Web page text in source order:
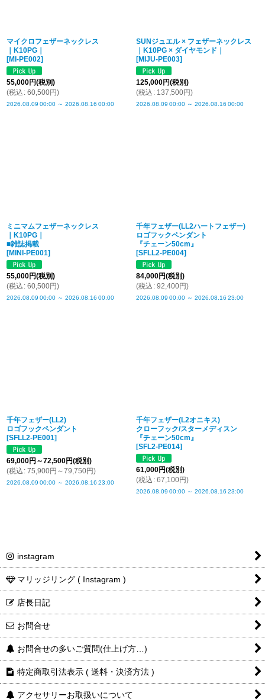
マイクロフェザーネックレス
｜K10PG｜
[MI-PE002]
55,000円(税別)
(税込 : 60,500円)
2026.08.09 00:00 ～ 2026.08.16 00:00
SUNジュエル × フェザーネックレス
｜K10PG × ダイヤモンド｜
[MIJU-PE003]
125,000円(税別)
(税込 : 137,500円)
2026.08.09 00:00 ～ 2026.08.16 00:00
ミニマムフェザーネックレス
｜K10PG｜
■雑誌掲載
[MINI-PE001]
55,000円(税別)
(税込 : 60,500円)
2026.08.09 00:00 ～ 2026.08.16 00:00
千年フェザー(LL2ハートフェザー)
ロゴフックペンダント
『チェーン50cm』
[SFLL2-PE004]
84,000円(税別)
(税込 : 92,400円)
2026.08.09 00:00 ～ 2026.08.16 23:00
千年フェザー(LL2)
ロゴフックペンダント
[SFLL2-PE001]
69,000円 ～72,500円(税別)
(税込 : 75,900円 ～79,750円)
2026.08.09 00:00 ～ 2026.08.16 23:00
千年フェザー(L2オニキス)
クローフック/スターメディスン
『チェーン50cm』
[SFL2-PE014]
61,000円(税別)
(税込 : 67,100円)
2026.08.09 00:00 ～ 2026.08.16 23:00
instagram
マリッジリング ( Instagram )
店長日記
お問合せ
お問合せの多いご質問(仕上げ方…)
特定商取引法表示 ( 送料・決済方法 )
アクセサリーお取扱いについて